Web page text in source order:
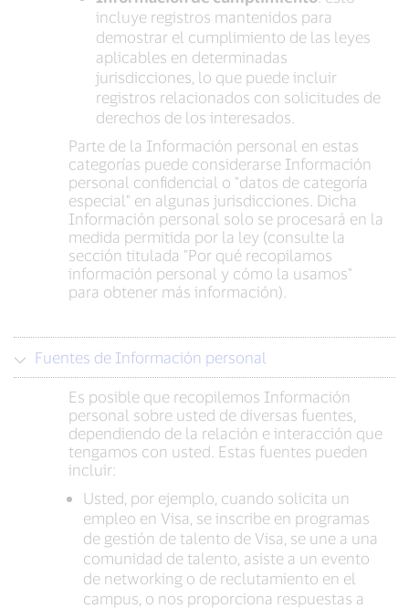
incluye registros mantenidos para
demostrar el cumplimiento de las leyes
aplicables en determinadas
jurisdicciones, lo que puede incluir
registros relacionados con solicitudes de
derechos de los interesados.
Parte de la Información personal en estas
categorías puede considerarse Información
personal confidencial o "datos de categoría
especial" en algunas jurisdicciones. Dicha
Información personal solo se procesará en la
medida permitida por la ley (consulte la
sección titulada "Por qué recopilamos
información personal y cómo la usamos"
para obtener más información).
Fuentes de Información personal
Es posible que recopilemos Información
personal sobre usted de diversas fuentes,
dependiendo de la relación e interacción que
tengamos con usted. Estas fuentes pueden
incluir:
Usted, por ejemplo, cuando solicita un
empleo en Visa, se inscribe en programas
de gestión de talento de Visa, se une a una
comunidad de talento, asiste a un evento
de networking o de reclutamiento en el
campus, o nos proporciona respuestas a